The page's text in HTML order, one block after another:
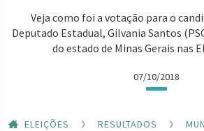
Veja como foi a votação para o
Deputado Estadual, Gilvania Santos
do estado de Minas Gerais nas
07/10/2018
ELEIÇÕES RESULTADOS